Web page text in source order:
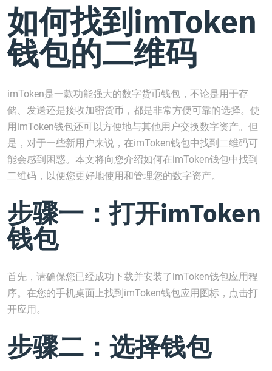
如何找到imToken
钱包的二维码
imToken是一款功能强大的数字货币钱包，不论是用于存
储、发送还是接收加密货币，都是非常方便可靠的选择。使
用imToken钱包还可以方便地与其他用户交换数字资产。但
是，对于一些新用户来说，在imToken钱包中找到二维码可
能会感到困惑。本文将向您介绍如何在imToken钱包中找到
二维码，以便您更好地使用和管理您的数字资产。
步骤一：打开imToken
钱包
首先，请确保您已经成功下载并安装了imToken钱包应用程
序。在您的手机桌面上找到imToken钱包应用图标，点击打
开应用。
步骤二：选择钱包